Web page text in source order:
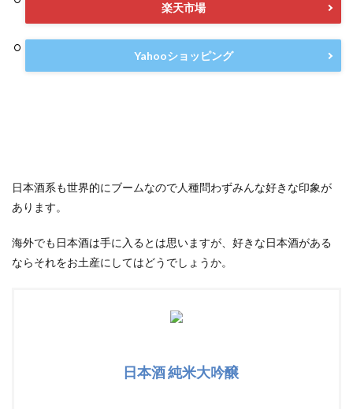
楽天市場
Yahooショッピング
日本酒系も世界的にブームなので人種問わずみんな好きな印象が
あります。
海外でも日本酒は手に入るとは思いますが、好きな日本酒がある
ならそれをお土産にしてはどうでしょうか。
日本酒 純米大吟醸